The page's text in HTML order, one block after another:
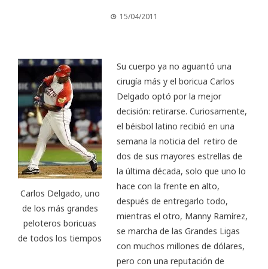
15/04/2011
Carlos Delgado, uno
de los más grandes
peloteros boricuas
de todos los tiempos
Su cuerpo ya no aguantó una
cirugía más y el boricua Carlos
Delgado optó por la mejor
decisión: retirarse. Curiosamente,
el béisbol latino recibió en una
semana la noticia del retiro de
dos de sus mayores estrellas de
la última década, solo que uno lo
hace con la frente en alto,
después de entregarlo todo,
mientras el otro, Manny Ramírez,
se marcha de las Grandes Ligas
con muchos millones de dólares,
pero con una reputación de